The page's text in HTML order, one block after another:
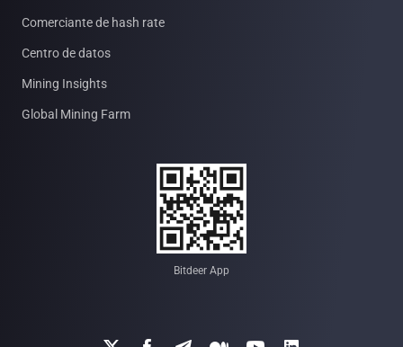
Bitdeer App
Comerciante de hash rate
Centro de datos
Mining Insights
Global Mining Farm